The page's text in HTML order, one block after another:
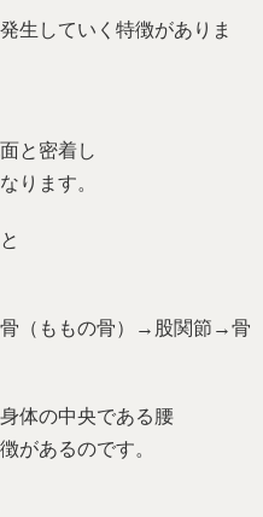
生していく特徴がありま
と密着し
ります。
（ももの骨）→股関節→骨
体の中央である腰
があるのです。